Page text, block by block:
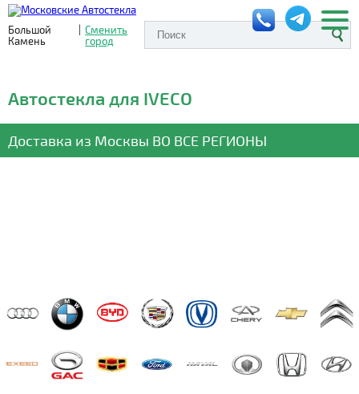
Большой
Камень
| Сменить
город
Автостекла для IVECO
Доставка из Москвы ВО ВСЕ РЕГИОНЫ